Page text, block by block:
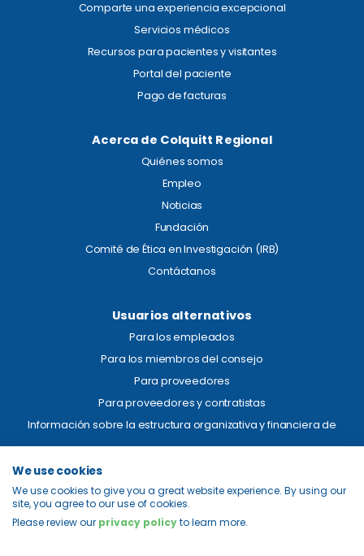
Comparte una experiencia excepcional
Servicios médicos
Recursos para pacientes y visitantes
Portal del paciente
Pago de facturas
Acerca de Colquitt Regional
Quiénes somos
Empleo
Noticias
Fundación
Comité de Ética en Investigación (IRB)
Contáctanos
Usuarios alternativos
Para los empleados
Para los miembros del consejo
Para proveedores
Para proveedores y contratistas
Información sobre la estructura organizativa y financiera de
Transparencia de precios
We use cookies
We use cookies to give you a great website experience. By using our
site, you agree to our use of cookies.
Please review our privacy policyto learn more.